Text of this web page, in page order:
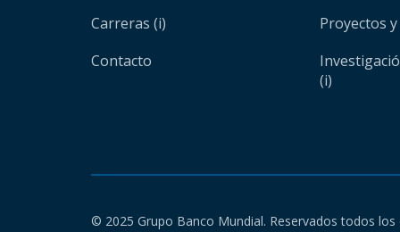
Carreras (i)
Contacto
Proyectos
(i)
© 2025 Grupo Banco Mundial. Reservados todos los